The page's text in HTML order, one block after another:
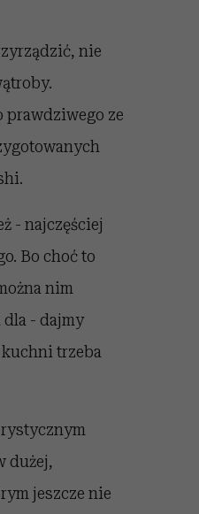
nie
prawdziwego ze
- najczęściej
Bo choć to
nim
- dajmy
trzeba
dużej,
jeszcze nie